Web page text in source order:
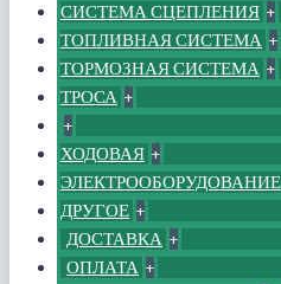
СИСТЕМА СЦЕПЛЕНИЯ +
ТОПЛИВНАЯ СИСТЕМА +
ТОРМОЗНАЯ СИСТЕМА +
ТРОСА +
+
ХОДОВАЯ +
ЭЛЕКТРООБОРУДОВАНИЕ
ДРУГОЕ +
ДОСТАВКА +
ОПЛАТА +